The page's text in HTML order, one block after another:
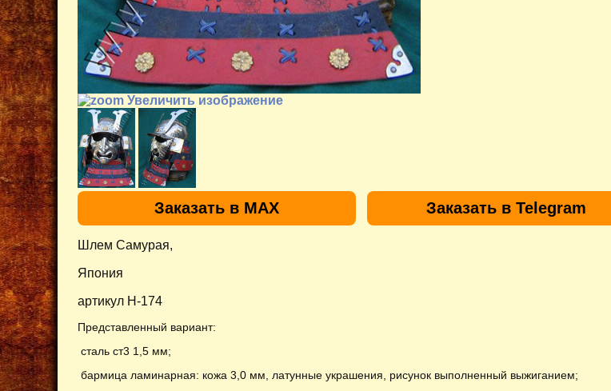
Увеличить изображение
Заказать в MAX Заказать в Telegram
Шлем Самурая,
Япония
артикул H-174
Представленный вариант:
сталь ст3 1,5 мм;
бармица ламинарная: кожа 3,0 мм, латунные украшения, рисунок выполненный выжиганием;